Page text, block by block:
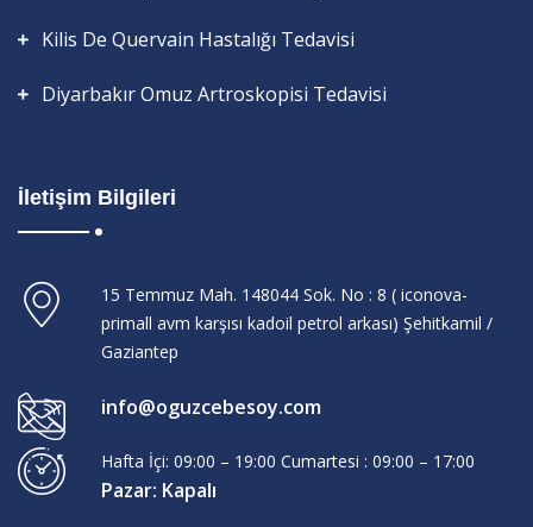
Kilis De Quervain Hastalığı Tedavisi
Diyarbakır Omuz Artroskopisi Tedavisi
İletişim Bilgileri
15 Temmuz Mah. 148044 Sok. No : 8 ( iconova-
primall avm karşısı kadoil petrol arkası) Şehitkamil /
Gaziantep
info@oguzcebesoy.com
Hafta İçi: 09:00 – 19:00 Cumartesi : 09:00 – 17:00
Pazar: Kapalı